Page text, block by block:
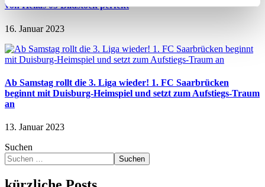
von Hellas 05 Bildstock perfekt
16. Januar 2023
Ab Samstag rollt die 3. Liga wieder! 1. FC Saarbrücken
beginnt mit Duisburg-Heimspiel und setzt zum Aufstiegs-Traum
an
13. Januar 2023
Suchen
Suchen